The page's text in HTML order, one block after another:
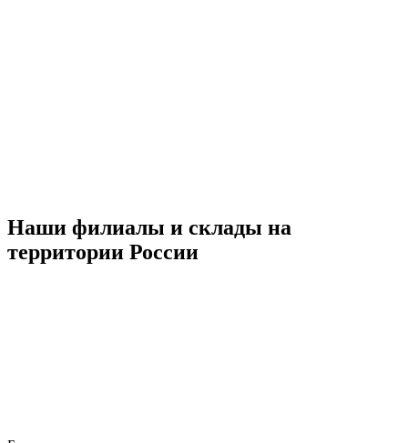
Наши филиалы и склады на
территории России